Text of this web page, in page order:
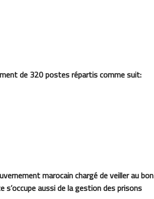
de 320 postes répartis comme suit:
marocain chargé de veiller au bon
aussi de la gestion des prisons